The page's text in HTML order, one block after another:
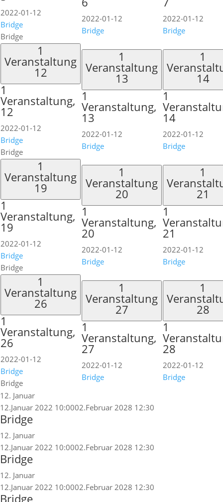
2022-01-12
Bridge
Bridge
2022-01-12
Bridge
2022-01-12
Bridge
1
Veranstaltung
12
1
Veranstaltung,
12
2022-01-12
Bridge
Bridge
1
Veranstaltung
13
1
Veranstaltung,
13
2022-01-12
Bridge
1
14
1
14
2022-01-12
Bridge
1
Veranstaltung
19
1
Veranstaltung,
19
2022-01-12
Bridge
Bridge
1
Veranstaltung
20
1
Veranstaltung,
20
2022-01-12
Bridge
1
21
1
21
2022-01-12
Bridge
1
Veranstaltung
26
1
Veranstaltung,
26
2022-01-12
Bridge
Bridge
1
Veranstaltung
27
1
Veranstaltung,
27
2022-01-12
Bridge
1
28
1
28
2022-01-12
Bridge
12. Januar
12.Januar 2022 10:0002.Februar 2028 12:30
Bridge
12. Januar
12.Januar 2022 10:0002.Februar 2028 12:30
Bridge
12. Januar
12.Januar 2022 10:0002.Februar 2028 12:30
Bridge